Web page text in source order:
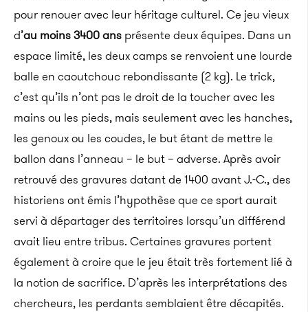
pour renouer avec leur héritage culturel. Ce jeu vieux
d’au moins 3400 ans présente deux équipes. Dans un
espace limité, les deux camps se renvoient une lourde
balle en caoutchouc rebondissante (2 kg). Le trick,
c’est qu’ils n’ont pas le droit de la toucher avec les
mains ou les pieds, mais seulement avec les hanches,
les genoux ou les coudes, le but étant de mettre le
ballon dans l’anneau – le but – adverse. Après avoir
retrouvé des gravures datant de 1400 avant J.-C., des
historiens ont émis l’hypothèse que ce sport aurait
servi à départager des territoires lorsqu’un différend
avait lieu entre tribus. Certaines gravures portent
également à croire que le jeu était très fortement lié à
la notion de sacrifice. D’après les interprétations des
chercheurs, les perdants semblaient être décapités.